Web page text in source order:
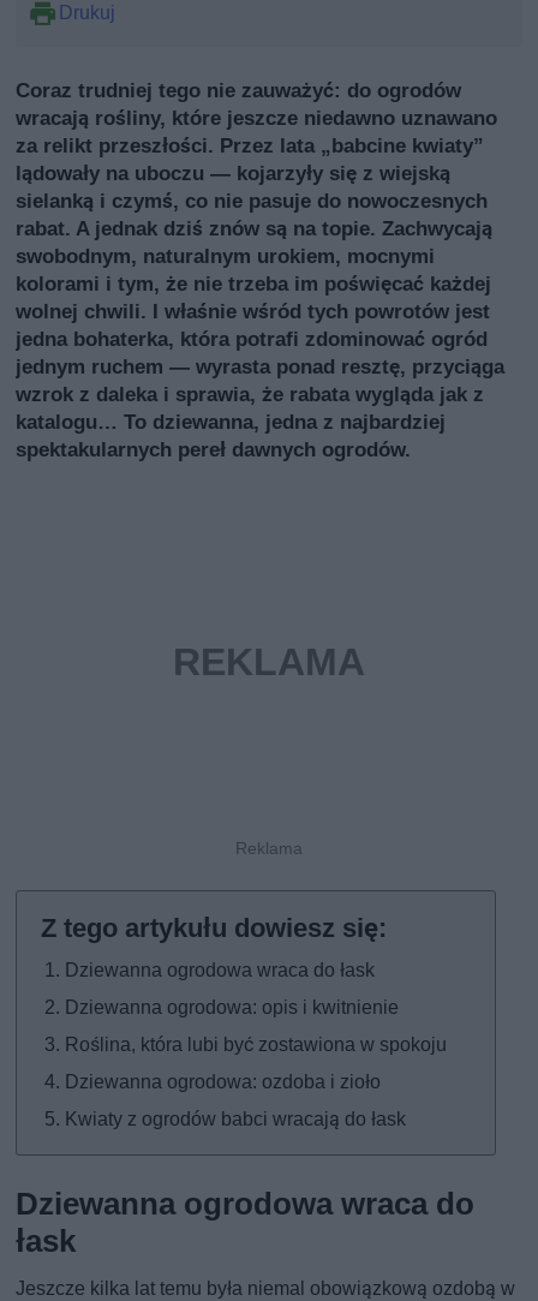
Drukuj
Coraz trudniej tego nie zauważyć: do ogrodów
wracają rośliny, które jeszcze niedawno uznawano
za relikt przeszłości. Przez lata „babcine kwiaty”
lądowały na uboczu — kojarzyły się z wiejską
sielanką i czymś, co nie pasuje do nowoczesnych
rabat. A jednak dziś znów są na topie. Zachwycają
swobodnym, naturalnym urokiem, mocnymi
kolorami i tym, że nie trzeba im poświęcać każdej
wolnej chwili. I właśnie wśród tych powrotów jest
jedna bohaterka, która potrafi zdominować ogród
jednym ruchem — wyrasta ponad resztę, przyciąga
wzrok z daleka i sprawia, że rabata wygląda jak z
katalogu… To dziewanna, jedna z najbardziej
spektakularnych pereł dawnych ogrodów.
Dziewanna ogrodowa wraca do łask
Dziewanna ogrodowa: opis i kwitnienie
Roślina, która lubi być zostawiona w spokoju
Dziewanna ogrodowa: ozdoba i zioło
Kwiaty z ogrodów babci wracają do łask
Dziewanna ogrodowa wraca do
łask
Jeszcze kilka lat temu była niemal obowiązkową ozdobą w